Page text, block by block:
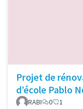
Projet de
d’école Pablo
RABI 0 1